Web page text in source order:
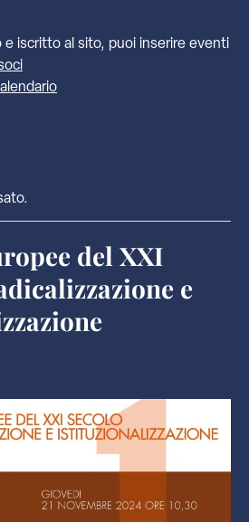
e iscritto al sito, puoi inserire eventi
del XXI
e